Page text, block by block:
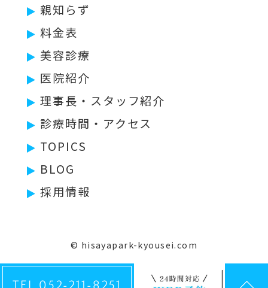
親知らず
料金表
美容診療
医院紹介
理事長・スタッフ紹介
診療時間・アクセス
TOPICS
BLOG
採用情報
© hisayapark-kyousei.com